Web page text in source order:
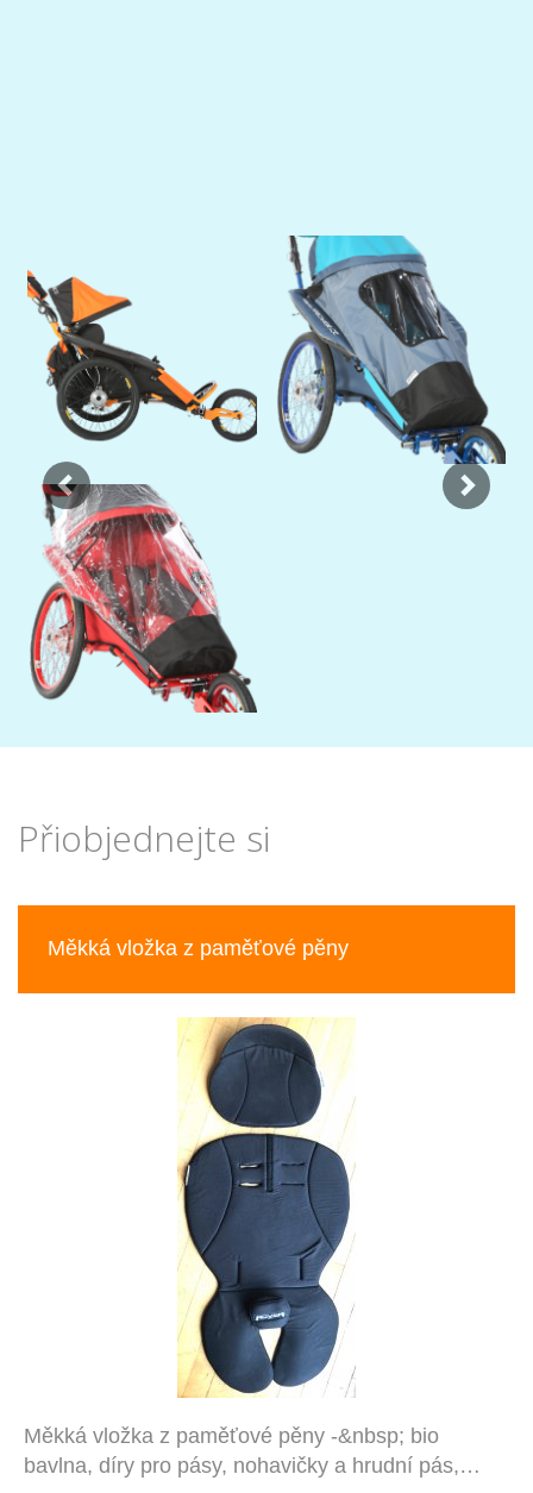
Přiobjednejte si
Měkká vložka z paměťové pěny
Měkká vložka z paměťové pěny -&nbsp; bio
bavlna, díry pro pásy, nohavičky a hrudní pás,…